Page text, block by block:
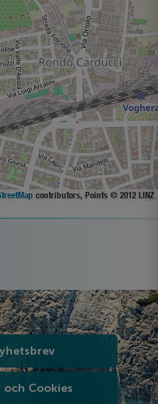
contributors, Points © 2012 LINZ
Cookies